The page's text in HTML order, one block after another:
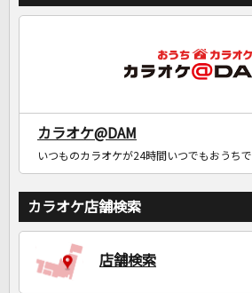
カラオケ@DAM
いつものカラオケが24時間いつでもおうちで
カラオケ店舗検索
店舗検索